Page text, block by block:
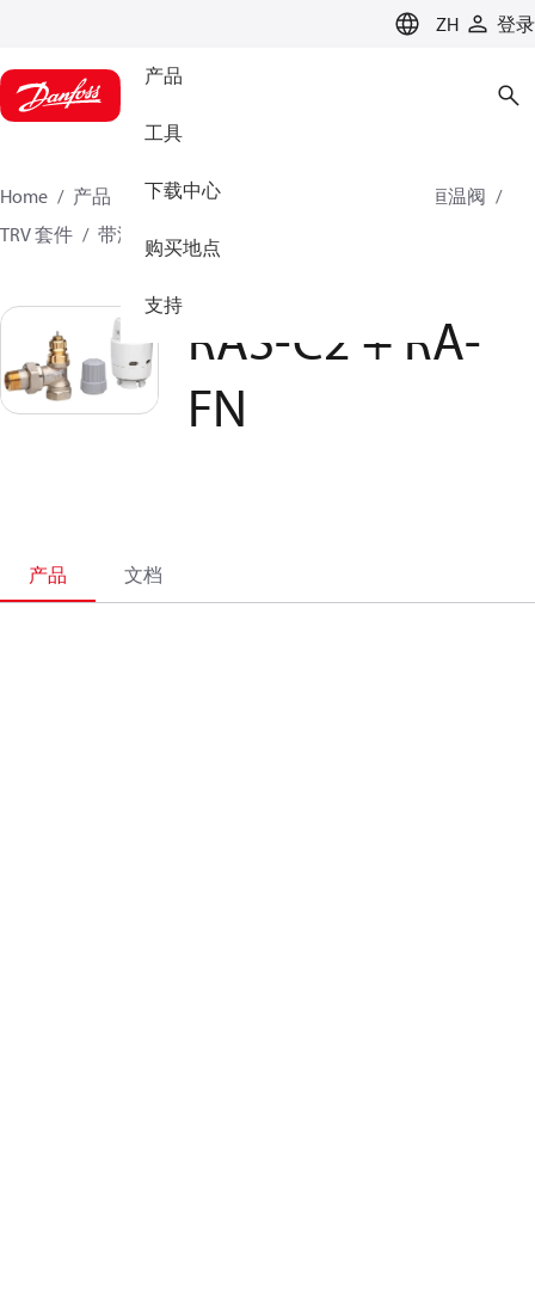
ZH 登录
产品
工具
下载中心
购买地点
支持
Home 产品 气候方案事业部供热业务
散热器恒温阀
TRV 套件
带温控阀的套装
RAS-C2 + RA-
FN
产品 文档